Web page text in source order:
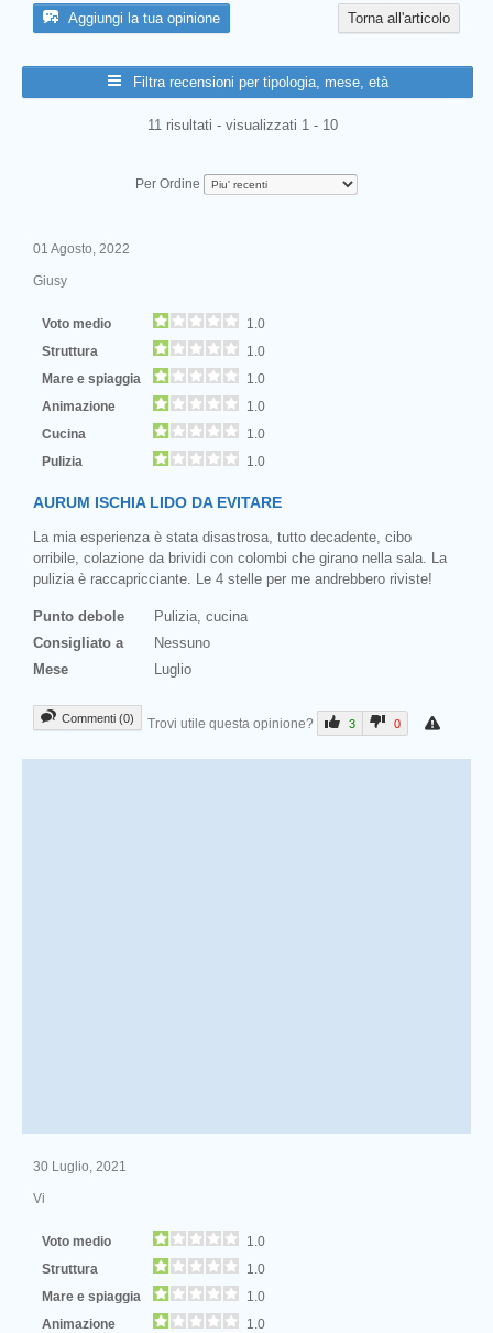
Aggiungi la tua opinione Torna all'articolo
Filtra recensioni per tipologia, mese, età
11 risultati - visualizzati 1 - 10
Per Ordine
01 Agosto, 2022
Giusy
Voto medio
1.0
Struttura
1.0
Mare e spiaggia
1.0
Animazione
1.0
Cucina
1.0
Pulizia
1.0
AURUM ISCHIA LIDO DA EVITARE
La mia esperienza è stata disastrosa, tutto decadente, cibo
orribile, colazione da brividi con colombi che girano nella sala. La
pulizia è raccapricciante. Le 4 stelle per me andrebbero riviste!
Punto debole
Pulizia, cucina
Consigliato a
Nessuno
Mese
Luglio
Commenti (0) Trovi utile questa opinione? 3 0
30 Luglio, 2021
Vi
Voto medio
1.0
Struttura
1.0
Mare e spiaggia
1.0
Animazione
1.0